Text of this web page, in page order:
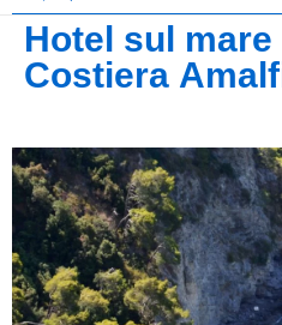
Hotel sul
Costiera